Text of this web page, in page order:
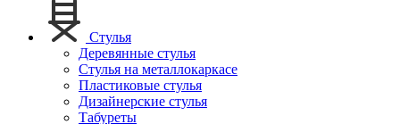
Стулья
Деревянные стулья
Стулья на металлокаркасе
Пластиковые стулья
Дизайнерские стулья
Табуреты